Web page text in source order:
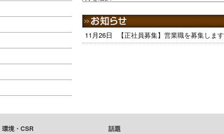
11月26日 【正社員募集】営業職を募集します
環境・CSR 話題